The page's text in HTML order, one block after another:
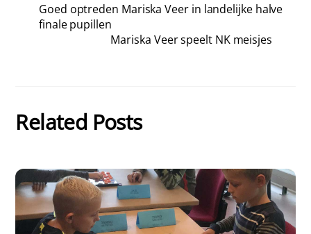
Goed optreden Mariska Veer in landelijke halve
finale pupillen
Mariska Veer speelt NK meisjes
Related Posts